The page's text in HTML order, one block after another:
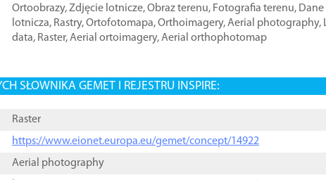
Ortoobrazy,Zdjęcie lotnicze,Obraz terenu, Fotografia terenu,
lotnicza, Rastry,Ortofotomapa,Orthoimagery,Aerial photography,
data, Raster,Aerial ortoimagery,Aerial orthophotomap
SŁOWNIKA GEMET I REJESTRU INSPIRE:
Raster
https://www.eionet.europa.eu/gemet/concept/14922
Aerial photography